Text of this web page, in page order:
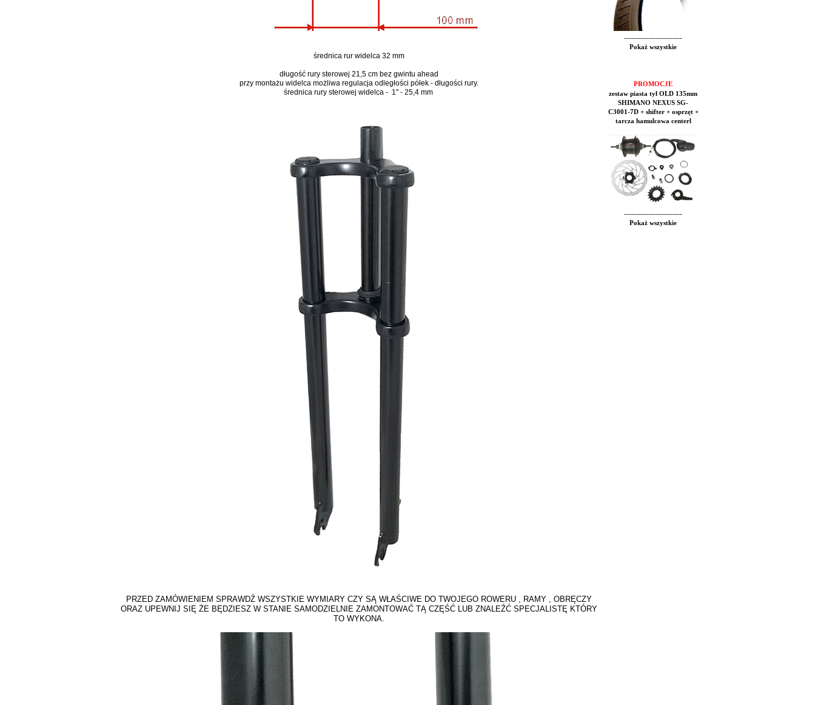
średnica rur widelca 32 mm
długość rury sterowej 21,5 cm bez gwintu ahead
przy montażu widelca możliwa regulacja odległości półek - długości rury.
średnica rury sterowej widelca - 1" - 25,4 mm
PRZED ZAMÓWIENIEM SPRAWDŹ WSZYSTKIE WYMIARY CZY SĄ WŁAŚCIWE DO TWOJEGO ROWERU , RAMY , OBRĘCZY
ORAZ UPEWNIJ SIĘ ŻE BĘDZIESZ W STANIE SAMODZIELNIE ZAMONTOWAĆ TĄ CZĘŚĆ LUB ZNALEŹĆ SPECJALISTĘ KTÓRY
TO WYKONA.
------------------------
Pokaż wszystkie
PROMOCJE
zestaw piasta tył OLD 135mm
SHIMANO NEXUS SG-
C3001-7D + shifter + osprzęt +
tarcza hamulcowa centerl
------------------------
Pokaż wszystkie